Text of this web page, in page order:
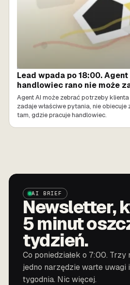
Lead wpada po 18:00.
handlowiec rano nie może
Agent AI może zebrać potrzeby
zadaje właściwe pytania, nie obiecuje
tam, gdzie pracuje handlowiec.
AI BRIEF
Newsletter,
5 minut
tydzień.
Co poniedziałek o 7:00. Trzy
jedno narzędzie warte uwagi
tygodnia. Nic więcej.